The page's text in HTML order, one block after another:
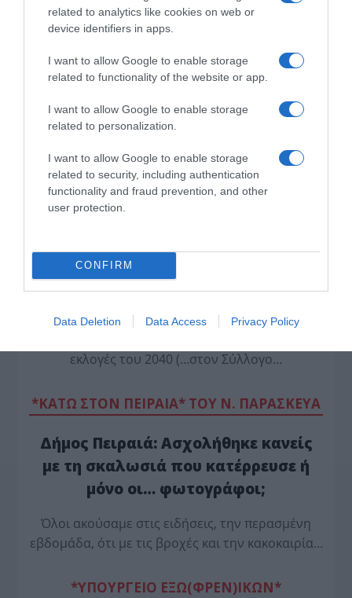
related to analytics like cookies on web or
device identifiers in apps.
I want to allow Google to enable storage
related to functionality of the website or app.
I want to allow Google to enable storage
related to personalization.
I want to allow Google to enable storage
related to security, including authentication
functionality and fraud prevention, and other
user protection.
CONFIRM
Data Deletion Data Access Privacy Policy
*ΤΑ ΆΝΘΗ ΤΟΥ ΚΑΚΟΎ*
Ελλάδα του 2030, ο Ανδρουλάκης για
εκείνη του 2035, ώρα είναι να βγει κι
εκλογές του 2040 (…στον Σύλλογο…
*ΚΑΤΩ ΣΤΟΝ ΠΕΙΡΑΙΑ* ΤΟΥ Ν. ΠΑΡΑΣΚΕΥΑ
Δήμος Πειραιά: Ασχολήθηκε κανείς
με τη σκαλωσιά που κατέρρευσε ή
μόνο οι… φωτογράφοι;
Όλοι ακούσαμε στις ειδήσεις, την περασμένη
εβδομάδα, ότι με τις βροχές και την κακοκαιρία…
*ΥΠΟΥΡΓΕΙΟ ΕΞΩ(ΦΡΕΝ)ΙΚΩΝ*